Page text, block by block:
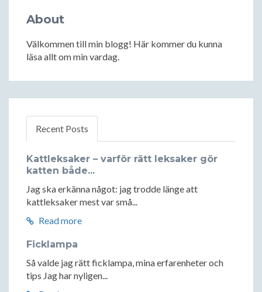
About
Välkommen till min blogg! Här kommer du kunna
läsa allt om min vardag.
Recent Posts
Kattleksaker – varför rätt leksaker gör
katten både...
Jag ska erkänna något: jag trodde länge att
kattleksaker mest var små...
Read more
Ficklampa
Så valde jag rätt ficklampa, mina erfarenheter och
tips Jag har nyligen...